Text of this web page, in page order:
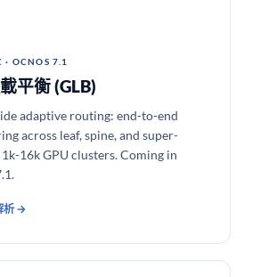
OCNOS 7.1
平衡 (GLB)
adaptive routing: end-to-end
across leaf, spine, and super-
16k GPU clusters. Coming in
析 →